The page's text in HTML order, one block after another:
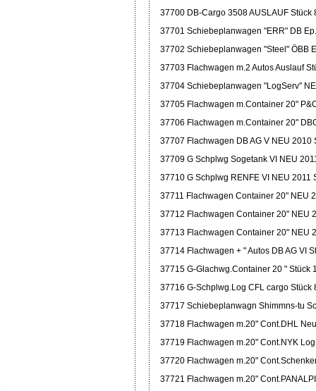
37700 DB-Cargo 3508 AUSLAUF Stück
37701 Schiebeplanwagen "ERR" DB
37702 Schiebeplanwagen "Steel" ÖBB
37703 Flachwagen m.2 Autos Auslauf
37704 Schiebeplanwagen "LogServ"
37705 Flachwagen m.Container 20"
37706 Flachwagen m.Container 20"
37707 Flachwagen DB AG V NEU 2010
37709 G Schplwg Sogetank VI NEU
37710 G Schplwg RENFE VI NEU 2011
37711 Flachwagen Container 20" NEU
37712 Flachwagen Container 20" NEU
37713 Flachwagen Container 20" NEU
37714 Flachwagen + " Autos DB AG VI
37715 G-Glachwg.Container 20 " Stück
37716 G-Schplwg.Log CFL cargo Stück
37717 Schiebeplanwagn Shimmns-tu
37718 Flachwagen m.20" Cont.DHL
37719 Flachwagen m.20" Cont.NYK
37720 Flachwagen m.20"
37721 Flachwagen m.20"